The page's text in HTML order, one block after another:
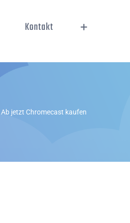
Kontakt
Ab jetzt Chromecast kaufen